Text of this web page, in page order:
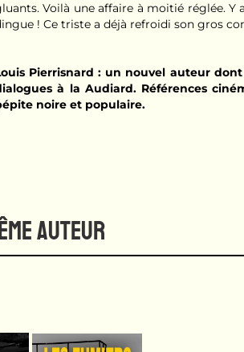
Voilà une affaire à moitié réglée. Y
! Ce triste a déjà refroidi son gros
Pierrisnard : un nouvel auteur
à la Audiard. Références
noire et populaire.
AUTEUR